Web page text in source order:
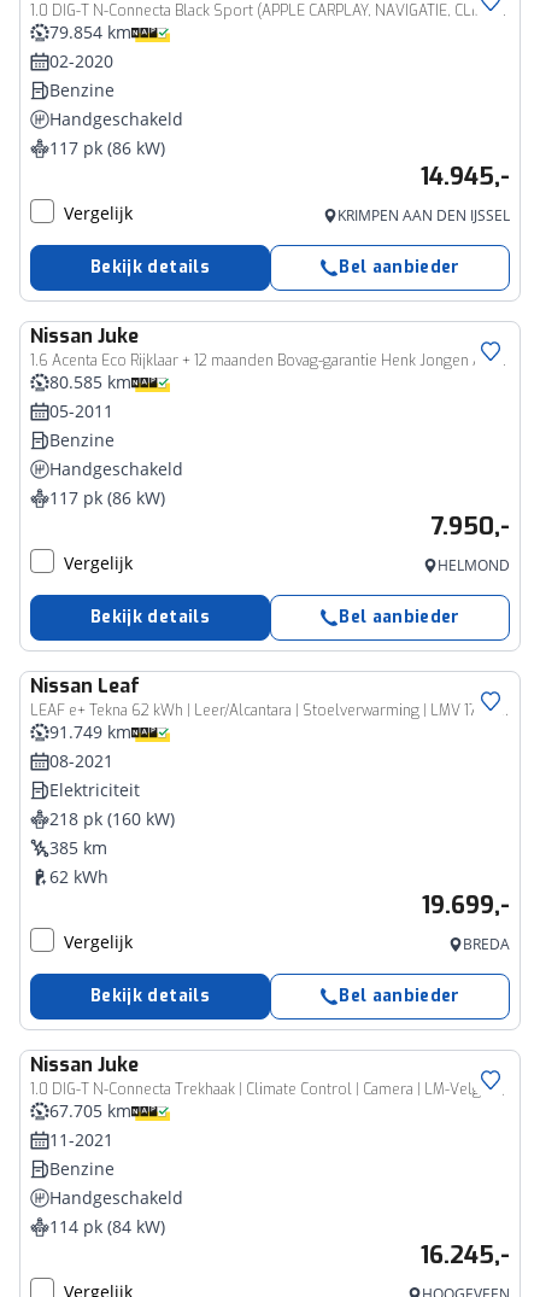
1.0 DIG-T N-Connecta Black Sport (APPLE CARPLAY, NAVIGATIE, CLIMATE, CAMERA, SPORTSTOELEN, GETINT GLAS, CRUISE, NIEUWSTAAT)
79.854 km
02-2020
Benzine
Handgeschakeld
117 pk (86 kW)
14.945,-
Vergelijk KRIMPEN AAN DEN IJSSEL
Bekijk details Bel aanbieder
Nissan Juke
1.6 Acenta Eco Rijklaar + 12 maanden Bovag-garantie Henk Jongen Auto's in Helmond, al 50 jaar service zoals 't hoort!
80.585 km
05-2011
Benzine
Handgeschakeld
117 pk (86 kW)
7.950,-
Vergelijk HELMOND
Bekijk details Bel aanbieder
Nissan Leaf
LEAF e+ Tekna 62 kWh | Leer/Alcantara | Stoelverwarming | LMV 17" | Bose | NAVI
91.749 km
08-2021
Elektriciteit
218 pk (160 kW)
385 km
62 kWh
19.699,-
Vergelijk BREDA
Bekijk details Bel aanbieder
Nissan Juke
1.0 DIG-T N-Connecta Trekhaak | Climate Control | Camera | LM-Velgen |
67.705 km
11-2021
Benzine
Handgeschakeld
114 pk (84 kW)
16.245,-
Vergelijk